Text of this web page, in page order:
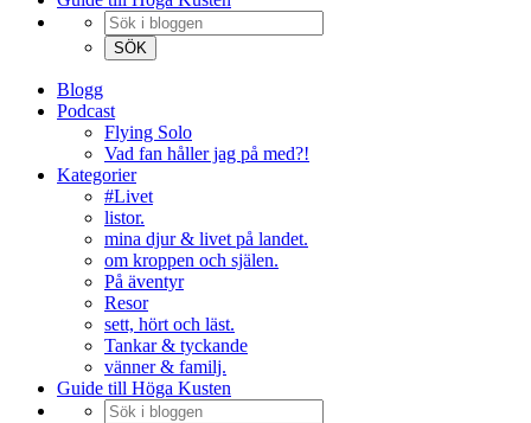
Blogg
Podcast
Flying Solo
Vad fan håller jag på med?!
Kategorier
#Livet
listor.
mina djur & livet på landet.
om kroppen och själen.
På äventyr
Resor
sett, hört och läst.
Tankar & tyckande
vänner & familj.
Guide till Höga Kusten